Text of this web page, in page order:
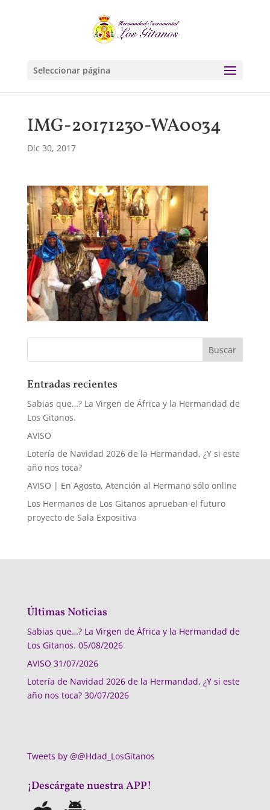
Seleccionar página
IMG-20171230-WA0034
Dic 30, 2017
Entradas recientes
Sabias que…? La Virgen de África y la Hermandad de
Los Gitanos.
AVISO
Lotería de Navidad 2026 de la Hermandad, ¿Y si este
año nos toca?
AVISO | En Agosto, Atención al Hermano sólo online
Los Hermanos de Los Gitanos aprueban el futuro
proyecto de Sala Expositiva
Últimas Noticias
Sabias que…? La Virgen de África y la Hermandad de
Los Gitanos. 05/08/2026
AVISO 31/07/2026
Lotería de Navidad 2026 de la Hermandad, ¿Y si este
año nos toca? 30/07/2026
Tweets by @@Hdad_LosGitanos
¡Descárgate nuestra APP!